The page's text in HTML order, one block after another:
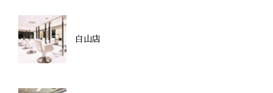
白山店